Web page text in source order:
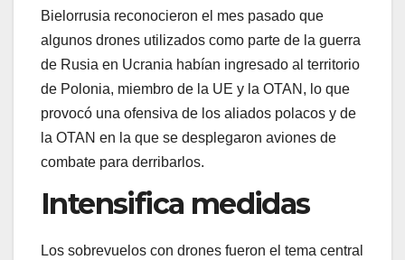
Bielorrusia reconocieron el mes pasado que
algunos drones utilizados como parte de la guerra
de Rusia en Ucrania habían ingresado al territorio
de Polonia, miembro de la UE y la OTAN, lo que
provocó una ofensiva de los aliados polacos y de
la OTAN en la que se desplegaron aviones de
combate para derribarlos.
Intensifica medidas
Los sobrevuelos con drones fueron el tema central